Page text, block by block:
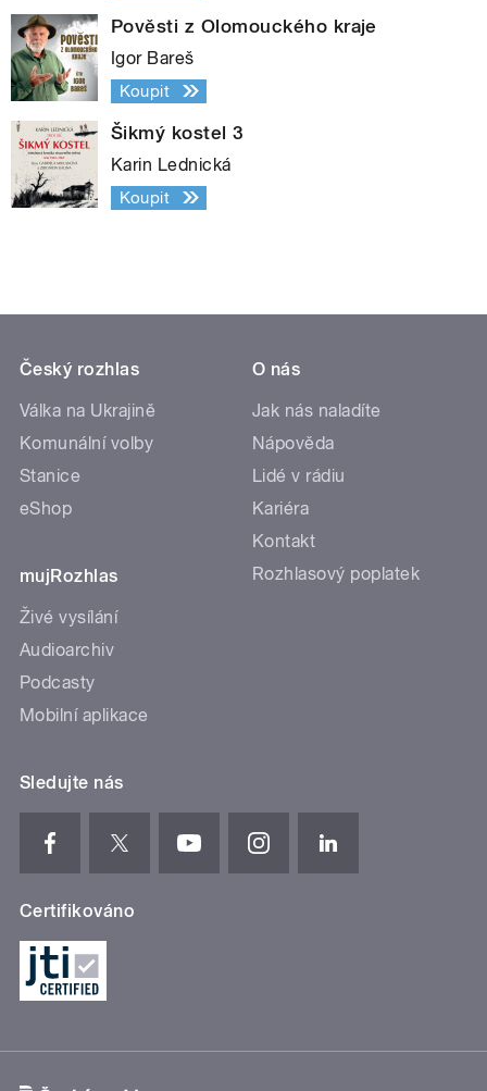
Pověsti z Olomouckého kraje
Igor Bareš
Koupit
Šikmý kostel 3
Karin Lednická
Koupit
Český rozhlas
Válka na Ukrajině
Komunální volby
Stanice
eShop
mujRozhlas
Živé vysílání
Audioarchiv
Podcasty
Mobilní aplikace
O nás
Jak nás naladíte
Nápověda
Lidé v rádiu
Kariéra
Kontakt
Rozhlasový poplatek
Sledujte nás
Certifikováno